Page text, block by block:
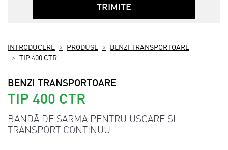
INTRODUCERE PRODUSE
BENZI TRANSPORTOARE
TIP 400 CTR
BENZI TRANSPORTOARE
TIP 400 CTR
BANDĂ DE SARMA PENTRU USCARE SI
TRANSPORT CONTINUU
TRIMITE